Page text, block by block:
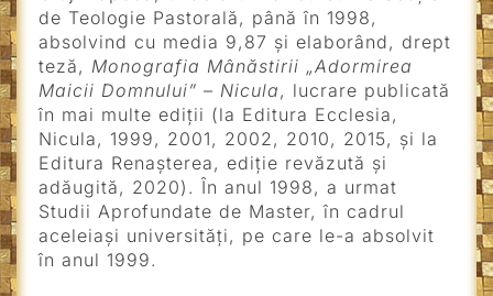
de Teologie Pastorală, până în 1998,
absolvind cu media 9,87 şi elaborând, drept
teză, Monografia Mânăstirii „Adormirea
Maicii Domnului” – Nicula, lucrare publicată
în mai multe ediţii (la Editura Ecclesia,
Nicula, 1999, 2001, 2002, 2010, 2015, și la
Editura Renașterea, ediție revăzută și
adăugită, 2020). În anul 1998, a urmat
Studii Aprofundate de Master, în cadrul
aceleiaşi universităţi, pe care le-a absolvit
în anul 1999.